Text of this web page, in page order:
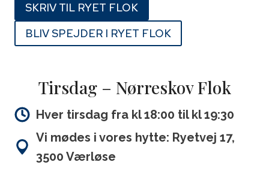
SKRIV TIL RYET FLOK
BLIV SPEJDER I RYET FLOK
Tirsdag – Nørreskov Flok
Hver tirsdag fra kl 18:00 til kl 19:30
Vi mødes i vores hytte: Ryetvej 17,
3500 Værløse